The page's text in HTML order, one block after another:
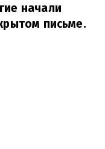
начали
письме.